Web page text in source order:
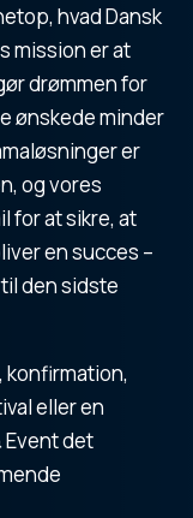
hvad Dansk
mission er at
drømmen for
ønskede minder
er
og vores
for at sikre, at
en succes –
den sidste
eller en
Event det